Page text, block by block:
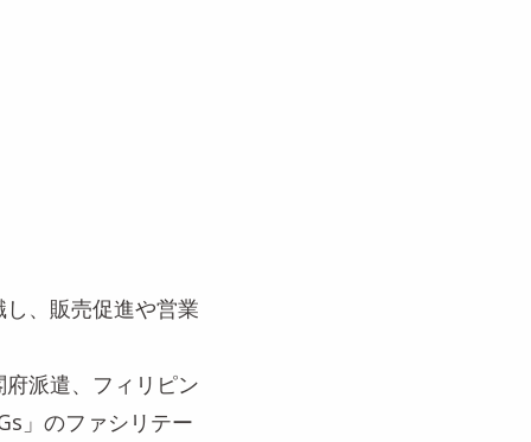
、販売促進や営業
派遣、フィリピン
」のファシリテー